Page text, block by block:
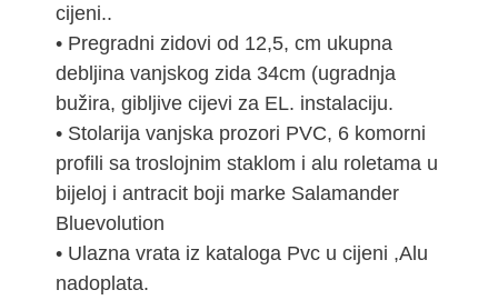
cijeni..
• Pregradni zidovi od 12,5, cm ukupna
debljina vanjskog zida 34cm (ugradnja
bužira, gibljive cijevi za EL. instalaciju.
• Stolarija vanjska prozori PVC, 6 komorni
profili sa troslojnim staklom i alu roletama u
bijeloj i antracit boji marke Salamander
Bluevolution
• Ulazna vrata iz kataloga Pvc u cijeni ,Alu
nadoplata.